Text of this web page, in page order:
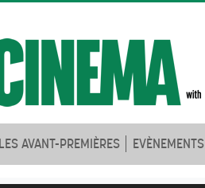
LES AVANT-PREMIÈRES EVÈNEMENTS